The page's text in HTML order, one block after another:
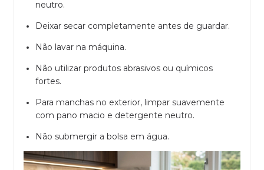
neutro.
Deixar secar completamente antes de guardar.
Não lavar na máquina.
Não utilizar produtos abrasivos ou químicos
fortes.
Para manchas no exterior, limpar suavemente
com pano macio e detergente neutro.
Não submergir a bolsa em água.